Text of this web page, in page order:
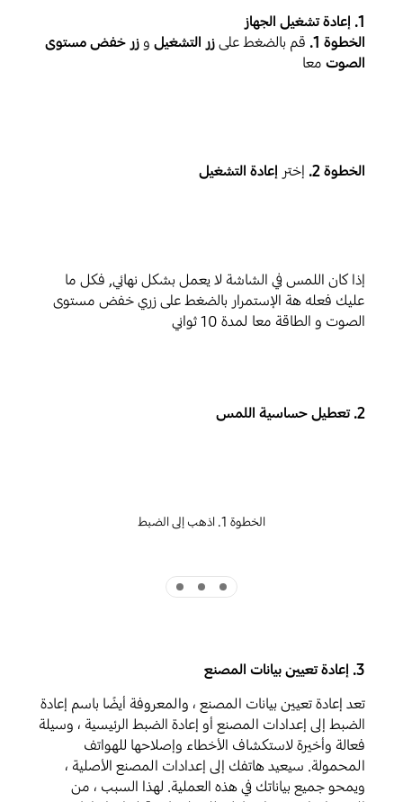
1. إعادة تشغيل الجهاز
الخطوة 1.
قم بالضغط علىزر التشغيل وزر خفض مستوى
الصوت معا
الخطوة 2. إختر إعادة التشغيل
إذا كان اللمس في الشاشة لا يعمل بشكل نهائي, فكل ما
عليك فعله هة الإستمرار بالضغط على زري خفض مستوى
الصوت و الطاقة معا لمدة 10 ثواني
2. تعطيل حساسية اللمس
الخطوة 1. اذهب إلى الضبط
3. إعادة تعيين بيانات المصنع
تعد إعادة تعيين بيانات المصنع ، والمعروفة أيضًا باسم إعادة
الضبط إلى إعدادات المصنع أو إعادة الضبط الرئيسية ، وسيلة
فعالة وأخيرة لاستكشاف الأخطاء وإصلاحها للهواتف
المحمولة. سيعيد هاتفك إلى إعدادات المصنع الأصلية ،
ويمحو جميع بياناتك في هذه العملية. لهذا السبب ، من